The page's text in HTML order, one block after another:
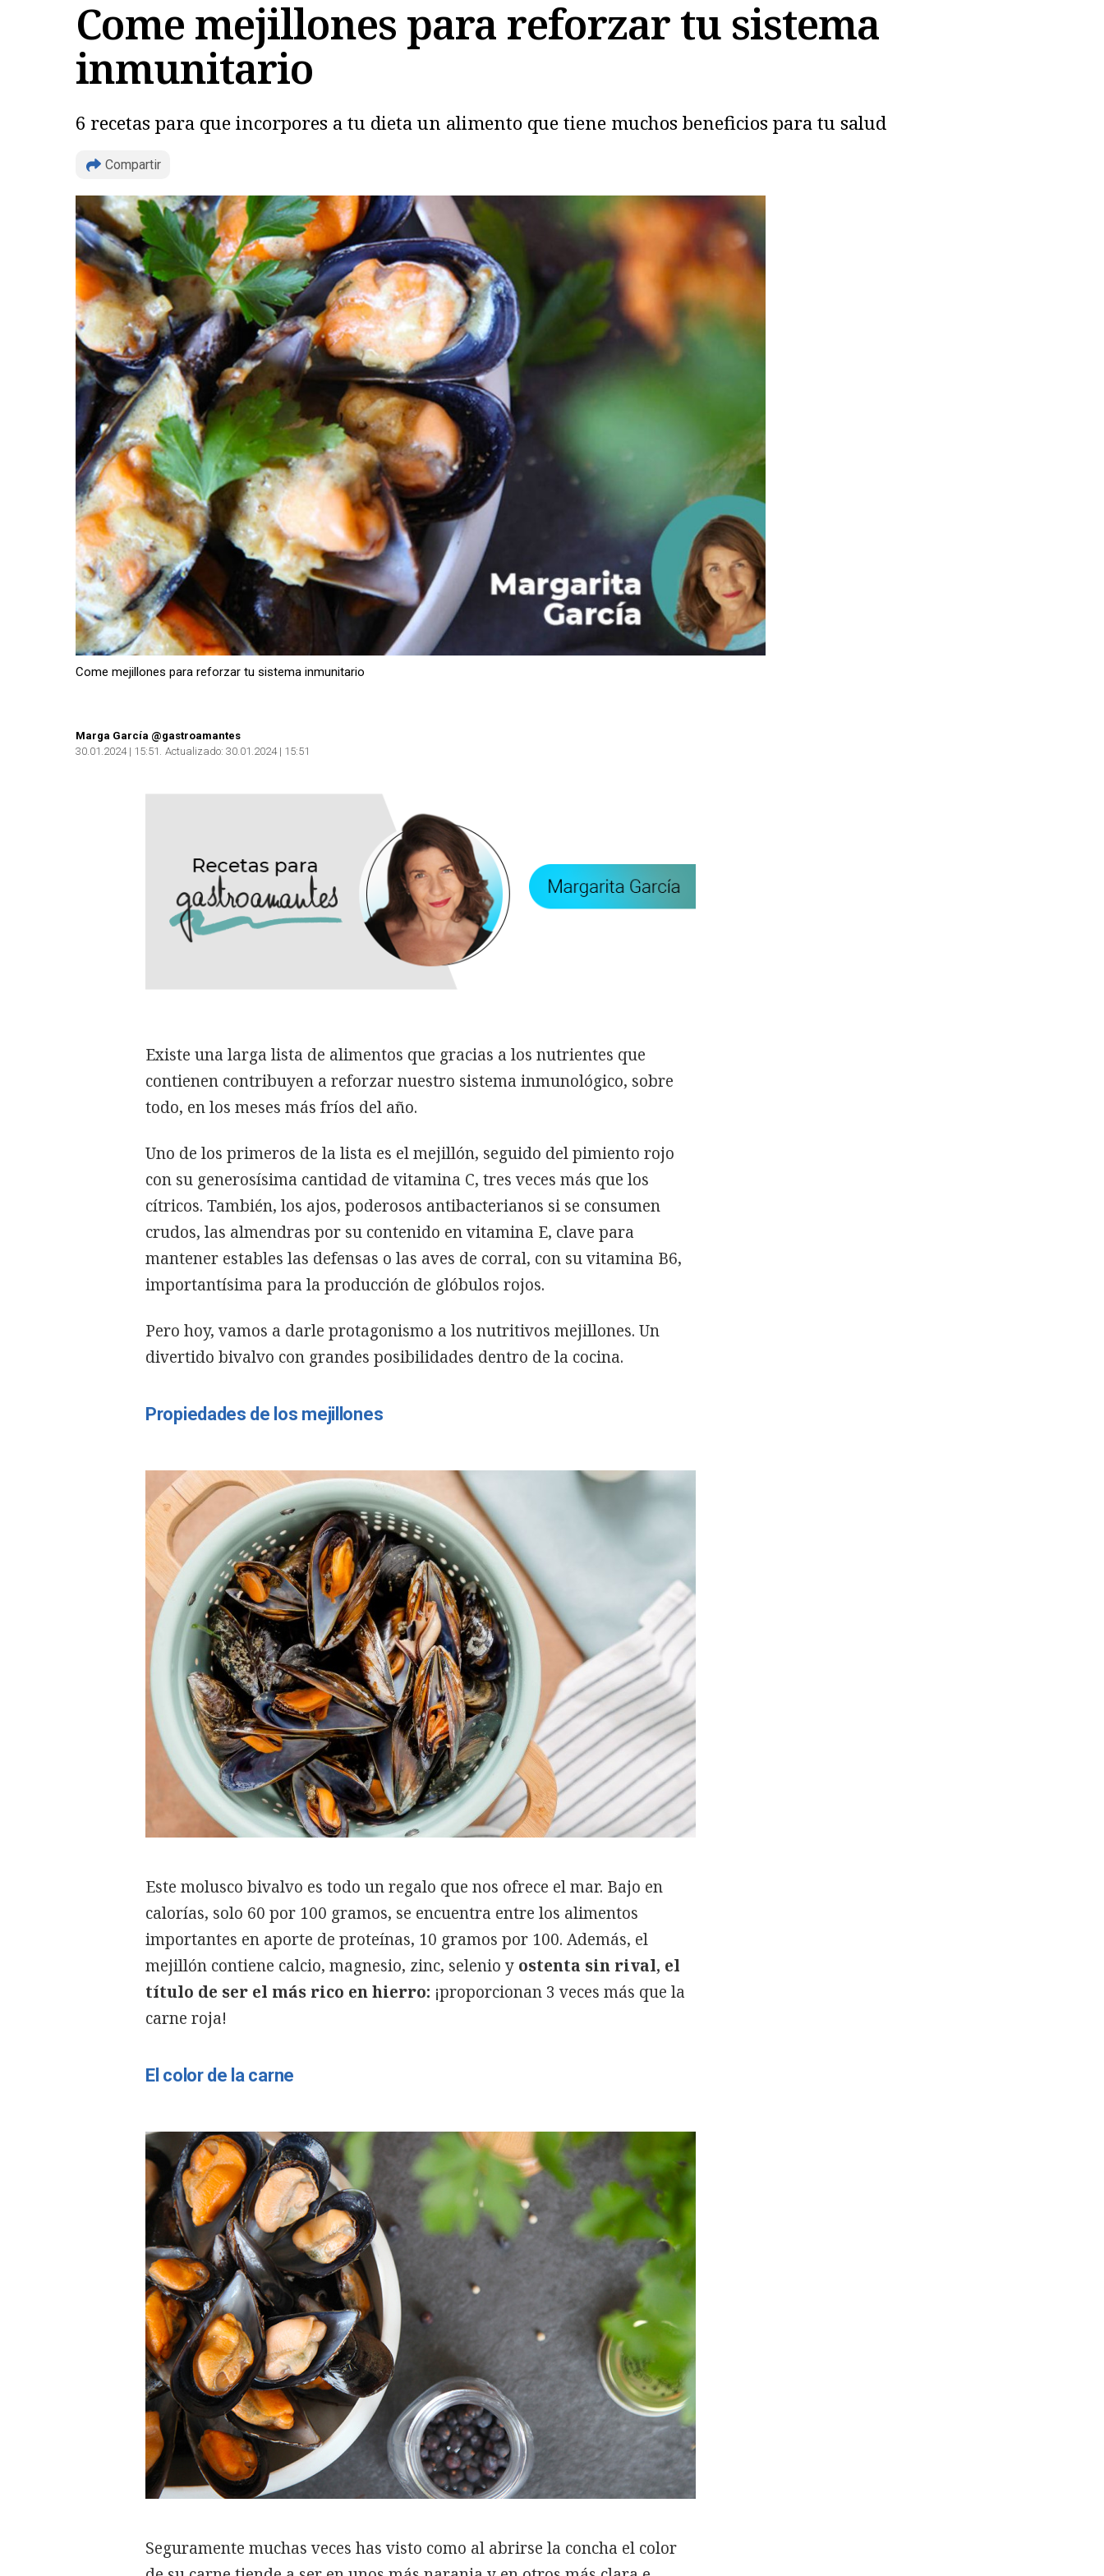
Come mejillones para reforzar tu sistema
inmunitario
6 recetas para que incorpores a tu dieta un alimento que tiene muchos beneficios para tu salud
Compartir
Copiar
Come mejillones para reforzar tu sistema inmunitario
Marga García @gastroamantes
30.01.2024 | 15:51 Actualizado: 30.01.2024 | 15:51
Existe una larga lista de alimentos que gracias a los nutrientes que
contienen contribuyen a reforzar nuestro sistema inmunológico, sobre
todo, en los meses más fríos del año.
Uno de los primeros de la lista es el mejillón, seguido del pimiento rojo
con su generosísima cantidad de vitamina C, tres veces más que los
cítricos. También, los ajos, poderosos antibacterianos si se consumen
crudos, las almendras por su contenido en vitamina E, clave para
mantener estables las defensas o las aves de corral, con su vitamina B6,
importantísima para la producción de glóbulos rojos.
Pero hoy, vamos a darle protagonismo a los nutritivos mejillones. Un
divertido bivalvo con grandes posibilidades dentro de la cocina.
Propiedades de los mejillones
Este molusco bivalvo es todo un regalo que nos ofrece el mar. Bajo en
calorías, solo 60 por 100 gramos, se encuentra entre los alimentos
importantes en aporte de proteínas, 10 gramos por 100. Además, el
mejillón contiene calcio, magnesio, zinc, selenio y ostenta sin rival, el
título de ser el más rico en hierro: ¡proporcionan 3 veces más que la
carne roja!
El color de la carne
Seguramente muchas veces has visto como al abrirse la concha el color